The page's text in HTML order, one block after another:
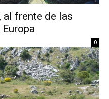
al frente de las
0